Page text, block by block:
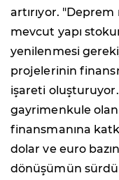
artırıyor.
mevcut yapı
yenilenmesi
projelerinin
işareti oluşturuyor.
gayrimenkule
finansmanına
dolar ve euro
dönüşümün